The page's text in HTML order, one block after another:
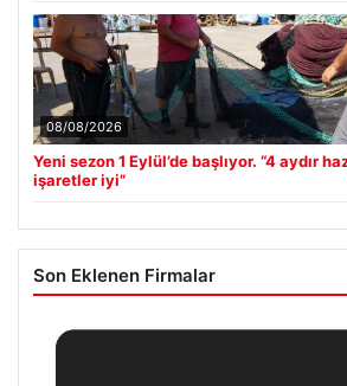
08/08/2026
Yeni sezon 1 Eylül’de başlıyor. “4 aydır
işaretler iyi”
Son Eklenen Firmalar